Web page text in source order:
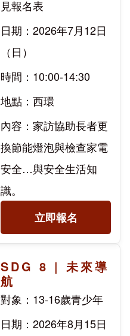
見報名表
日期：2026年7月12日
（日）
時間：10:00-14:30
地點：西環
內容：家訪協助長者更
換節能燈泡與檢查家電
安全…與安全生活知
識。
立即報名
SDG 8 | 未來導
航
對象：13-16歲青少年
日期：2026年8月15日